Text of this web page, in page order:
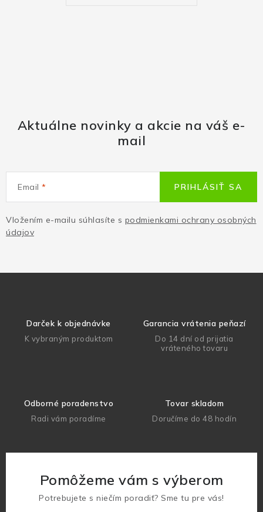
Aktuálne novinky a akcie na váš e-
mail
Email
Vložením e-mailu súhlasíte s podmienkami ochrany osobných
údajov
PRIHLÁSIŤ SA
Darček k objednávke
K vybraným produktom
Garancia vrátenia peňazí
Do 14 dní od prijatia
vráteného tovaru
Odborné poradenstvo
Radi vám poradíme
Tovar skladom
Doručíme do 48 hodín
Pomôžeme vám s výberom
Potrebujete s niečím poradiť? Sme tu pre vás!